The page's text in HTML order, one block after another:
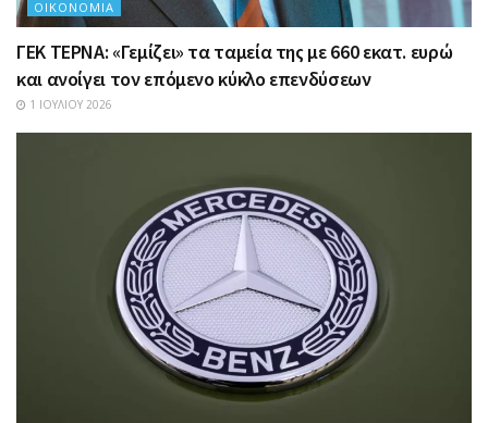
ΟΙΚΟΝΟΜΊΑ
ΓΕΚ ΤΕΡΝΑ: «Γεμίζει» τα ταμεία της με 660 εκατ. ευρώ
και ανοίγει τον επόμενο κύκλο επενδύσεων
1 ΙΟΥΛΊΟΥ 2026